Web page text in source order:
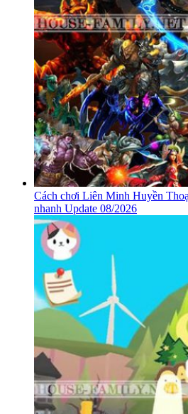
Cách chơi Liên Minh Huyền
nhanh Update 08/2026